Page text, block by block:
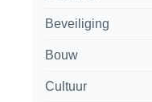
Beveiliging
Bouw
Cultuur